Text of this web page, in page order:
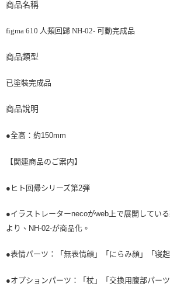
商品名稱
figma 610 人類回歸 NH-02- 可動完成品
商品類型
已塗裝完成品
商品說明
●全高：約150mm
【関連商品のご案内】
●ヒト回帰シリーズ第2弾
●イラストレーターnecoがweb上で展開している
より、NH-02-が商品化。
●表情パーツ：「無表情顔」「にらみ顔」「寝起
●オプションパーツ：「杖」「交換用腹部パー